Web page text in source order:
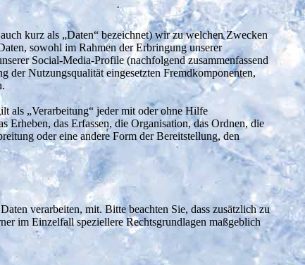
kurz als „Daten“ bezeichnet) wir zu welchen Zwecken
sowohl im Rahmen der Erbringung unserer
Social-Media-Profile (nachfolgend zusammenfassend
der Nutzungsqualität eingesetzten Fremdkomponenten,
als „Verarbeitung“ jeder mit oder ohne Hilfe
Erheben, das Erfassen, die Organisation, das Ordnen, die
oder eine andere Form der Bereitstellung, den
verarbeiten, mit. Bitte beachten Sie, dass zusätzlich zu
im Einzelfall speziellere Rechtsgrundlagen maßgeblich